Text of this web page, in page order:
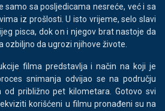
samo sa posljedicama nesreće, već i sa
iz prošlosti. U isto vrijeme, selo slavi
pisca, dok on i njegov brat nastoje da
ozbiljno da ugrozi njihove živote.
filma predstavlja i način na koji je
snimanja odvijao se na području
od približno pet kilometara. Gotovo svi
korišćeni u filmu pronađeni su na